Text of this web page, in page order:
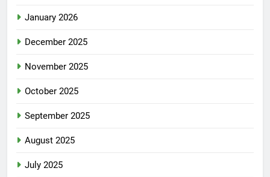
January 2026
December 2025
November 2025
October 2025
September 2025
August 2025
July 2025